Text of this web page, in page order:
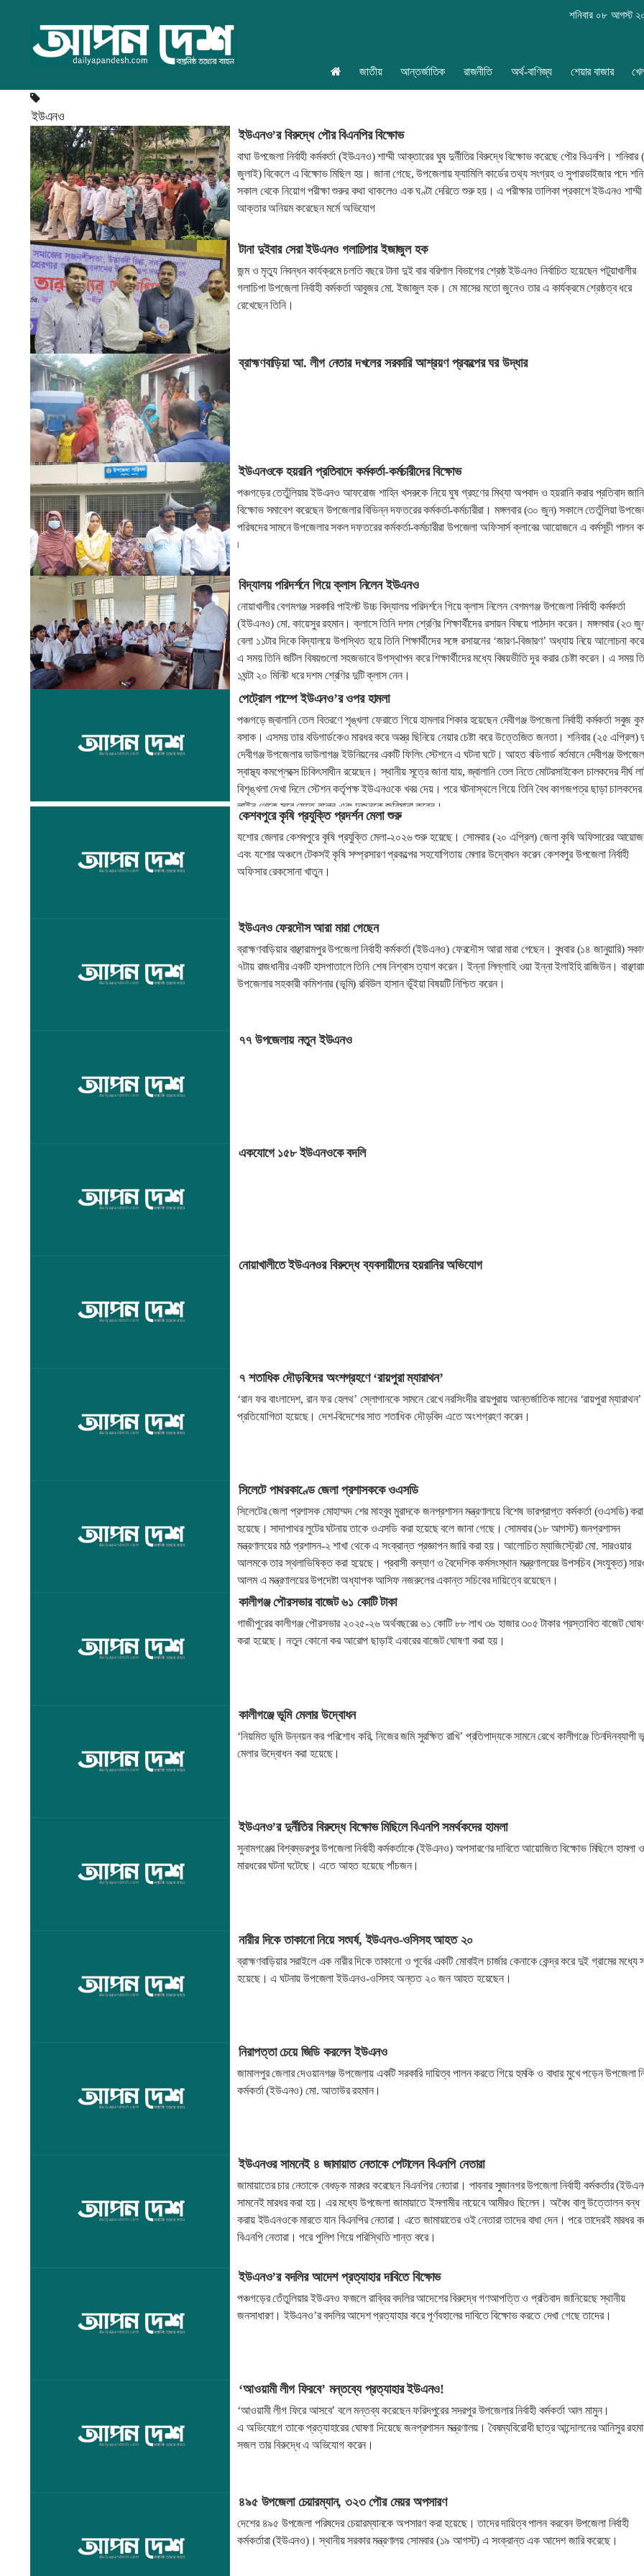
শনিবার ০৮ আগস্ট
জাতীয় আন্তর্জাতিক রাজনীতি অর্থ-বাণিজ্য শেয়ার বাজার
ইউএনও
ইউএনও’র বিরুদ্ধে পৌর বিএনপির বিক্ষোভ
বাঘা উপজেলা নির্বাহী কর্মকর্তা (ইউএনও) শাম্মী আক্তারের ঘুষ দুর্নীতির বিরুদ্ধে বিক্ষোভ করেছে পৌর বিএনপি।
জুলাই) বিকেলে এ বিক্ষোভ মিছিল হয়। জানা গেছে, উপজেলায় ফ্যামিলি কার্ডের তথ্য সংগ্রহ ও সুপারভাইজার পদে
সকাল থেকে নিয়োগ পরীক্ষা শুরুর কথা থাকলেও এক ঘণ্টা দেরিতে শুরু হয়। এ পরীক্ষার তালিকা প্রকাশে ইউএনও শাম্মী
আক্তার অনিয়ম করেছেন মর্মে অভিযোগ
টানা দুইবার সেরা ইউএনও গলাচিপার ইজাজুল হক
জন্ম ও মৃত্যু নিবন্ধন কার্যক্রমে চলতি বছরে টানা দুই বার বরিশাল বিভাগের শ্রেষ্ঠ ইউএনও নির্বাচিত হয়েছেন পটুয়াখালীর
গলাচিপা উপজেলা নির্বাহী কর্মকর্তা আবুজর মো. ইজাজুল হক। মে মাসের মতো জুনেও তার এ কার্যক্রমে শ্রেষ্ঠত্ব ধরে
রেখেছেন তিনি।
ব্রাহ্মণবাড়িয়া আ. লীগ নেতার দখলের সরকারি আশ্রয়ণ প্রকল্পের ঘর উদ্ধার
ইউএনওকে হয়রানি প্রতিবাদে কর্মকর্তা-কর্মচারীদের বিক্ষোভ
পঞ্চগড়ের তেতুঁলিয়ার ইউএনও আফরোজ শাহিন খসরুকে নিয়ে ঘুষ গ্রহণের মিথ্যা অপবাদ ও হয়রানি করার প্রতিবাদ
বিক্ষোভ সমাবেশ করেছেন উপজেলার বিভিন্ন দফতরের কর্মকর্তা-কর্মচারীরা। মঙ্গলবার (৩০ জুন) সকালে তেতুঁলিয়া
পরিষদের সামনে উপজেলার সকল দফতরের কর্মকর্তা-কর্মচারীরা উপজেলা অফিসার্স ক্লাবের আয়োজনে এ কর্মসূচী পালন
৷
বিদ্যালয় পরিদর্শনে গিয়ে ক্লাস নিলেন ইউএনও
নোয়াখালীর বেগমগঞ্জ সরকারি পাইলট উচ্চ বিদ্যালয় পরিদর্শনে গিয়ে ক্লাস নিলেন বেগমগঞ্জ উপজেলা নির্বাহী কর্মকর্তা
(ইউএনও) মো. কায়েসুর রহমান। ক্লাসে তিনি দশম শ্রেণির শিক্ষার্থীদের রসায়ন বিষয়ে পাঠদান করেন। মঙ্গলবার (২৩
বেলা ১১টার দিকে বিদ্যালয়ে উপস্থিত হয়ে তিনি শিক্ষার্থীদের সঙ্গে রসায়নের ‘জারণ-বিজারণ’ অধ্যায় নিয়ে আলোচনা
এ সময় তিনি জটিল বিষয়গুলো সহজভাবে উপস্থাপন করে শিক্ষার্থীদের মধ্যে বিষয়ভীতি দূর করার চেষ্টা করেন। এ সময়
১ঘন্টা ২০ মিনিট ধরে দশম শ্রেণির দুটি ক্লাস নেন।
পেট্রোল পাম্পে ইউএনও’র ওপর হামলা
পঞ্চগড়ে জ্বালানি তেল বিতরণে শৃঙ্খলা ফেরাতে গিয়ে হামলার শিকার হয়েছেন দেবীগঞ্জ উপজেলা নির্বাহী কর্মকর্তা সবুজ
বসাক। এসময় তার বডিগার্ডকেও মারধর করে অস্ত্র ছিনিয়ে নেয়ার চেষ্টা করে উত্তেজিত জনতা। শনিবার (২৫ এপ্রিল)
দেবীগঞ্জ উপজেলার ভাউলাগঞ্জ ইউনিয়নের একটি ফিলিং স্টেশনে এ ঘটনা ঘটে। আহত বডিগার্ড বর্তমানে দেবীগঞ্জ
স্বাস্থ্য কমপ্লেক্সে চিকিৎসাধীন রয়েছেন। স্থানীয় সূত্রে জানা যায়, জ্বালানি তেল নিতে মোটরসাইকেল চালকদের দীর্ঘ
বিশৃঙ্খলা দেখা দিলে স্টেশন কর্তৃপক্ষ ইউএনওকে খবর দেয়। পরে ঘটনাস্থলে গিয়ে তিনি বৈধ কাগজপত্র ছাড়া চালকদের
লাইন থেকে সরে যেতে বলেন এবং দুজনকে জরিমানা করেন।
কেশবপুরে কৃষি প্রযুক্তি প্রদর্শন মেলা শুরু
যশোর জেলার কেশবপুরে কৃষি প্রযুক্তি মেলা-২০২৬ শুরু হয়েছে। সোমবার (২০ এপ্রিল) জেলা কৃষি অফিসারের
এবং যশোর অঞ্চলে টেকসই কৃষি সম্প্রসারণ প্রকল্পের সহযোগিতায় মেলার উদ্বোধন করেন কেশবপুর উপজেলা নির্বাহী
অফিসার রেকসোনা খাতুন।
ইউএনও ফেরদৌস আরা মারা গেছেন
ব্রাহ্মণবাড়িয়ার বাঞ্ছারামপুর উপজেলা নির্বাহী কর্মকর্তা (ইউএনও) ফেরদৌস আরা মারা গেছেন। বুধবার (১৪ জানুয়ারি)
৭টায় রাজধানীর একটি হাসপাতালে তিনি শেষ নিশ্বাস ত্যাগ করেন। ইন্না লিল্লাহি ওয়া ইন্না ইলাইহি রাজিউন।
উপজেলার সহকারী কমিশনার (ভূমি) রবিউল হাসান ভূঁইয়া বিষয়টি নিশ্চিত করেন।
৭৭ উপজেলায় নতুন ইউএনও
একযোগে ১৫৮ ইউএনওকে বদলি
নোয়াখালীতে ইউএনওর বিরুদ্ধে ব্যবসায়ীদের হয়রানির অভিযোগ
৭ শতাধিক দৌড়বিদের অংশগ্রহণে ‘রায়পুরা ম্যারাথন’
‘রান ফর বাংলাদেশ, রান ফর হেলথ’ স্লোগানকে সামনে রেখে নরসিংদীর রায়পুরায় আন্তর্জাতিক মানের ‘রায়পুরা ম্যারাথন’
প্রতিযোগিতা হয়েছে। দেশ-বিদেশের সাত শতাধিক দৌড়বিদ এতে অংশগ্রহণ করেন।
সিলেটে পাথরকাণ্ডে জেলা প্রশাসককে ওএসডি
সিলেটের জেলা প্রশাসক মোহাম্মদ শের মাহবুব মুরাদকে জনপ্রশাসন মন্ত্রণালয়ে বিশেষ ভারপ্রাপ্ত কর্মকর্তা (ওএসডি) করা
হয়েছে। সাদাপাথর লুটের ঘটনায় তাকে ওএসডি করা হয়েছে বলে জানা গেছে। সোমবার (১৮ আগস্ট) জনপ্রশাসন
মন্ত্রণালয়ের মাঠ প্রশাসন-২ শাখা থেকে এ সংক্রান্ত প্রজ্ঞাপন জারি করা হয়। আলোচিত ম্যাজিস্ট্রেট মো. সারওয়ার
আলমকে তার স্থলাভিষিক্ত করা হয়েছে। প্রবাসী কল্যাণ ও বৈদেশিক কর্মসংস্থান মন্ত্রণালয়ের উপসচিব (সংযুক্ত)
আলম এ মন্ত্রণালয়ের উপদেষ্টা অধ্যাপক আসিফ নজরুলের একান্ত সচিবের দায়িত্বে রয়েছেন।
কালীগঞ্জ পৌরসভার বাজেট ৬১ কোটি টাকা
গাজীপুরের কালীগঞ্জ পৌরসভার ২০২৫-২৬ অর্থবছরের ৬১ কোটি ৮৮ লাখ ৩৬ হাজার ৩০৫ টাকার প্রস্তাবিত বাজেট
করা হয়েছে। নতুন কোনো কর আরোপ ছাড়াই এবারের বাজেট ঘোষণা করা হয়।
কালীগঞ্জে ভূমি মেলার উদ্বোধন
‘নিয়মিত ভূমি উন্নয়ন কর পরিশোধ করি, নিজের জমি সুরক্ষিত রাখি’ প্রতিপাদ্যকে সামনে রেখে কালীগঞ্জে তিনদিনব্যাপী
মেলার উদ্বোধন করা হয়েছে।
ইউএনও’র দুর্নীতির বিরুদ্ধে বিক্ষোভ মিছিলে বিএনপি সমর্থকদের হামলা
সুনামগঞ্জের বিশ্বম্ভরপুর উপজেলা নির্বাহী কর্মকর্তাকে (ইউএনও) অপসারণের দাবিতে আয়োজিত বিক্ষোভ মিছিলে হামলা ও
মারধরের ঘটনা ঘটেছে। এতে আহত হয়েছে পাঁচজন।
নারীর দিকে তাকানো নিয়ে সংঘর্ষ, ইউএনও-ওসিসহ আহত ২০
ব্রাহ্মণবাড়িয়ার সরাইলে এক নারীর দিকে তাকানো ও পূর্বের একটি মোবাইল চার্জার কেনাকে কেন্দ্র করে দুই গ্রামের মধ্যে
হয়েছে। এ ঘটনায় উপজেলা ইউএনও-ওসিসহ অন্তত ২০ জন আহত হয়েছেন।
নিরাপত্তা চেয়ে জিডি করলেন ইউএনও
জামালপুর জেলার দেওয়ানগঞ্জ উপজেলায় একটি সরকারি দায়িত্ব পালন করতে গিয়ে হুমকি ও বাধার মুখে পড়েন উপজেলা
কর্মকর্তা (ইউএনও) মো. আতাউর রহমান।
ইউএনওর সামনেই ৪ জামায়াত নেতাকে পেটালেন বিএনপি নেতারা
জামায়াতের চার নেতাকে বেধড়ক মারধর করেছেন বিএনপির নেতারা। পাবনার সুজানগর উপজেলা নির্বাহী কর্মকর্তার
সামনেই মারধর করা হয়। এর মধ্যে উপজেলা জামায়াতে ইসলামীর নায়েবে আমীরও ছিলেন। অবৈধ বালু উত্তোলন বন্ধ
করায় ইউএনওকে মারতে যান বিএনপির নেতারা। এতে জামায়াতের ওই নেতারা তাদের বাধা দেন। পরে তাদেরই মারধর
বিএনপি নেতারা। পরে পুলিশ গিয়ে পরিস্থিতি শান্ত করে।
ইউএনও’র বদলির আদেশ প্রত্যাহার দাবিতে বিক্ষোভ
পঞ্চগড়ের তেঁতুলিয়ার ইউএনও ফজলে রাব্বির বদলির আদেশের বিরুদ্ধে গণআপত্তি ও প্রতিবাদ জানিয়েছে স্থানীয়
জনসাধারণ। ইউএনও’র বদলির আদেশ প্রত্যাহার করে পূর্ণবহালের দাবিতে বিক্ষোভ করতে দেখা গেছে তাদের।
‘আওয়ামী লীগ ফিরবে’ মন্তব্যে প্রত্যাহার ইউএনও!
‘আওয়ামী লীগ ফিরে আসবে’ বলে মন্তব্য করেছেন ফরিদপুরের সদরপুর উপজেলার নির্বাহী কর্মকর্তা আল মামুন।
এ অভিযোগে তাকে প্রত্যাহারের ঘোষণা দিয়েছে জনপ্রশাসন মন্ত্রণালয়। বৈষম্যবিরোধী ছাত্র আন্দোলনের আনিসুর
সজল তার বিরুদ্ধে এ অভিযোগ করেন।
৪৯৫ উপজেলা চেয়ারম্যান, ৩২৩ পৌর মেয়র অপসারণ
দেশের ৪৯৫ উপজেলা পরিষদের চেয়ারম্যানকে অপসারণ করা হয়েছে। তাদের দায়িত্ব পালন করবেন উপজেলা নির্বাহী
কর্মকর্তারা (ইউএনও)। স্থানীয় সরকার মন্ত্রণালয় সোমবার (১৯ আগস্ট) এ সংক্রান্ত এক আদেশ জারি করেছে।